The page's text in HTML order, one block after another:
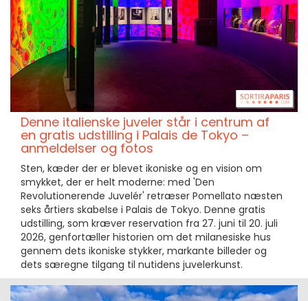
Denne italienske juveler står i centrum af
en gratis udstilling i Palais de Tokyo –
anmeldelser og fotos
Sten, kæder der er blevet ikoniske og en vision om
smykket, der er helt moderne: med 'Den
Revolutionerende Juvelér' retræser Pomellato næsten
seks årtiers skabelse i Palais de Tokyo. Denne gratis
udstilling, som kræver reservation fra 27. juni til 20. juli
2026, genfortæller historien om det milanesiske hus
gennem dets ikoniske stykker, markante billeder og
dets særegne tilgang til nutidens juvelerkunst.